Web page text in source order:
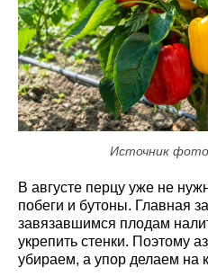
Источник
В августе перцу уже не
побеги и бутоны. Главная
завязавшимся плодам
укрепить стенки. Поэтому
убираем, а упор делаем на